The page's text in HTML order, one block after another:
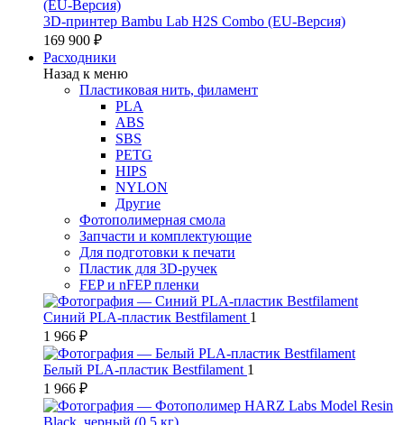
3D-принтер Bambu Lab H2S Combo (EU-Версия)
169 900 ₽
Расходники
Назад к меню
Пластиковая нить, филамент
PLA
ABS
SBS
PETG
HIPS
NYLON
Другие
Фотополимерная смола
Запчасти и комплектующие
Для подготовки к печати
Пластик для 3D-ручек
FEP и nFEP пленки
Синий PLA-пластик Bestfilament 1
1 966 ₽
Белый PLA-пластик Bestfilament 1
1 966 ₽